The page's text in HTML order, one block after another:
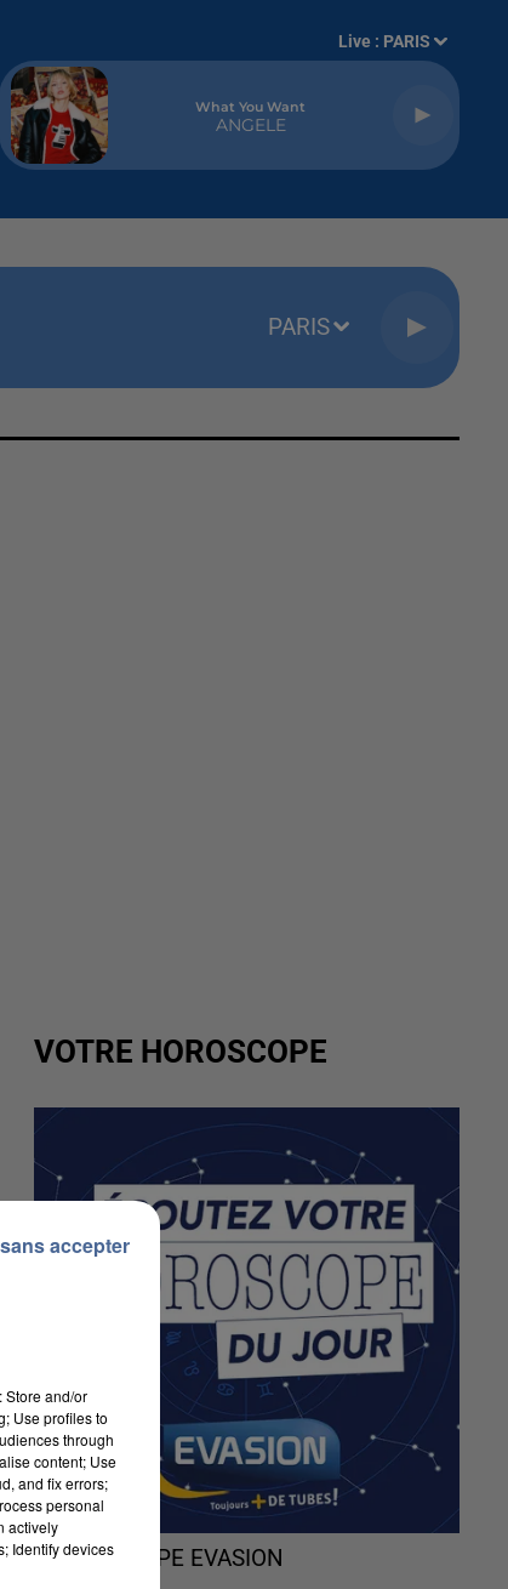
Live : PARIS
What You Want
ANGELE
PARIS
VOTRE HOROSCOPE
L'HOROSCOPE EVASION
Store and/or
Use profiles to
through
content; Use
and fix errors;
personal
actively
Identify devices
accepter